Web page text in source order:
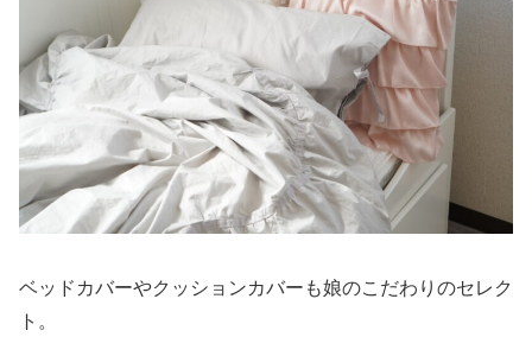
ベッドカバーやクッションカバーも娘のこだわりのセレク
ト。